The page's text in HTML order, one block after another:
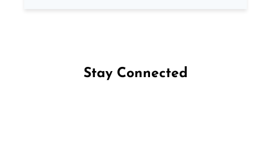
Stay Connected